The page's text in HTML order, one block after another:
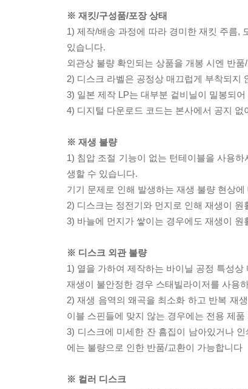
※ 재킷/구성품/포장 상태
1) 제작/배송 과정에 따라 경미한 재킷 주름,
있습니다.
외관상 불량 확인되는 상품을 개봉 시엔 반
2) 디스크 라벨은 공정상 매끄럽게 부착되지
3) 일본 제작 LP는 대부분 겉비닐이 밀봉되
4) 디지털 다운로드 코드는 본사에서 공지 없
※ 재생 불량
1) 침압 조절 기능이 없는 턴테이블을 사용
생할 수 있습니다.
기기 문제로 인해 발생하는 재생 불량 현상
2) 디스크는 정전기와 먼지로 인해 재생이
3) 바늘에 먼지가 쌓이는 경우에도 재생이 원
※ 디스크 외관 불량
1) 열을 가하여 제작하는 바이닐 공정 특성
재생이 불안정한 경우 스태빌라이저를 사용
2) 재생 음역의 왜곡을 최소화 하고 반복 재
이블 스핀들에 맞지 않는 경우에는 전용 제
3) 디스크에 미세한 잔 흠집이 남아있거나
에는 불량으로 인한 반품/교환이 가능합니다
※ 컬러 디스크